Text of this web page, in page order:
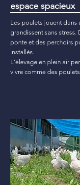
espace spacieux
Les poulets jouent dans
grandissent sans stress.
ponte et des perchoirs
installés.
L'élevage en plein air
vivre comme des